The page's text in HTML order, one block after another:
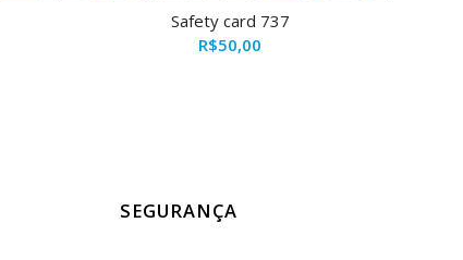
Safety card 737
R$50,00
SEGURANÇA